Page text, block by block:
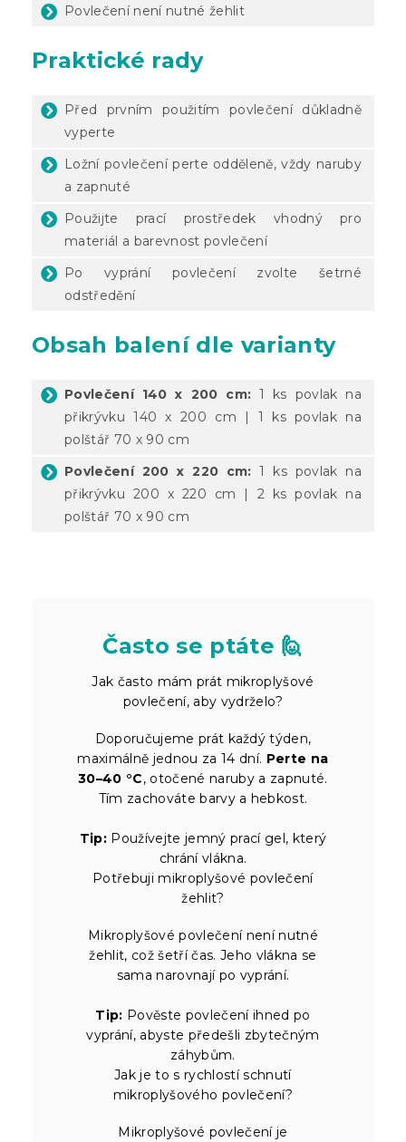
Povlečení není nutné žehlit
Praktické rady
Před prvním použitím povlečení důkladně
vyperte
Ložní povlečení perte odděleně, vždy naruby
a zapnuté
Použijte prací prostředek vhodný pro
materiál a barevnost povlečení
Po vyprání povlečení zvolte šetrné
odstředění
Obsah balení dle varianty
Povlečení 140 x 200 cm: 1 ks povlak na
přikrývku 140 x 200 cm | 1 ks povlak na
polštář 70 x 90 cm
Povlečení 200 x 220 cm: 1 ks povlak na
přikrývku 200 x 220 cm | 2 ks povlak na
polštář 70 x 90 cm
Často se ptáte 🙋
Jak často mám prát mikroplyšové
povlečení, aby vydrželo?
Doporučujeme prát každý týden,
maximálně jednou za 14 dní. Perte na
30–40 °C, otočené naruby a zapnuté.
Tím zachováte barvy a hebkost.
Tip: Používejte jemný prací gel, který
chrání vlákna.
Potřebuji mikroplyšové povlečení
žehlit?
Mikroplyšové povlečení není nutné
žehlit, což šetří čas. Jeho vlákna se
sama narovnají po vyprání.
Tip: Pověste povlečení ihned po
vyprání, abyste předešli zbytečným
záhybům.
Jak je to s rychlostí schnutí
mikroplyšového povlečení?
Mikroplyšové povlečení je